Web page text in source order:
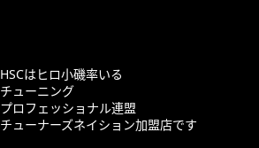
HSCはヒロ小磯率いる
チューニング
プロフェッショナル連盟
チューナーズネイション加盟店です